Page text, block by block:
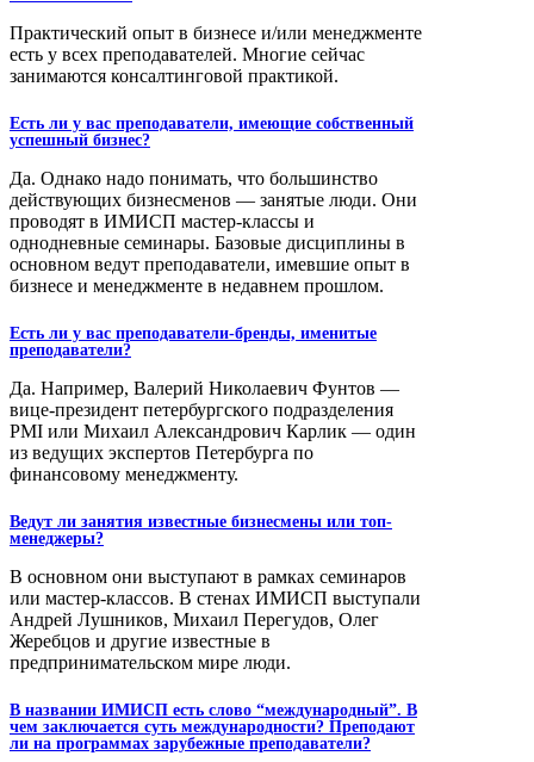
Практический опыт в бизнесе и/или менеджменте
есть у всех преподавателей. Многие сейчас
занимаются консалтинговой практикой.
Есть ли у вас преподаватели, имеющие собственный
успешный бизнес?
Да. Однако надо понимать, что большинство
действующих бизнесменов — занятые люди. Они
проводят в ИМИСП мастер-классы и
однодневные семинары. Базовые дисциплины в
основном ведут преподаватели, имевшие опыт в
бизнесе и менеджменте в недавнем прошлом.
Есть ли у вас преподаватели-бренды, именитые
преподаватели?
Да. Например, Валерий Николаевич Фунтов —
вице-президент петербургского подразделения
PMI или Михаил Александрович Карлик — один
из ведущих экспертов Петербурга по
финансовому менеджменту.
Ведут ли занятия известные бизнесмены или топ-
менеджеры?
В основном они выступают в рамках семинаров
или мастер-классов. В стенах ИМИСП выступали
Андрей Лушников, Михаил Перегудов, Олег
Жеребцов и другие известные в
предпринимательском мире люди.
В названии ИМИСП есть слово “международный”. В
чем заключается суть международности? Преподают
ли на программах зарубежные преподаватели?